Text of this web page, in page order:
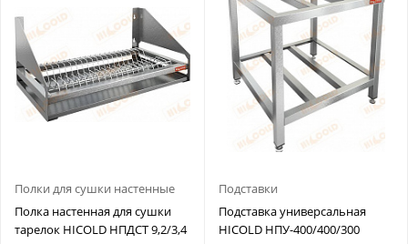
Полки для сушки настенные
Полка настенная для сушки
тарелок HICOLD НПДСТ 9,2/3,4
Подставки
Подставка универсальная
HICOLD НПУ-400/400/300